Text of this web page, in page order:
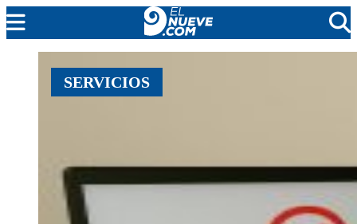
MENDOZA
CADA DÍA
PROTAGONISTAS
EL NUEVE STREAMS
PROGRAMACIÓN
SERVICIOS